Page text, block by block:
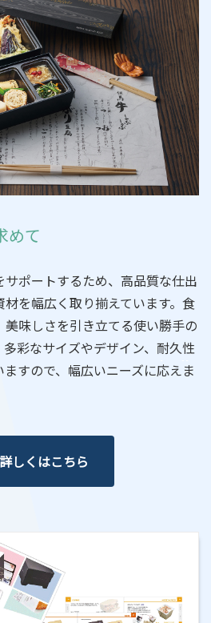
めて
ポートするため、高品質な仕出
を幅広く取り揃えています。食
味しさを引き立てる使い勝手の
彩なサイズやデザイン、耐久性
すので、幅広いニーズに応えま
しくはこちら